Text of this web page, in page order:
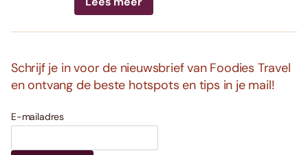
Schrijf je in voor de nieuwsbrief van Foodies Travel
en ontvang de beste hotspots en tips in je mail!
E-mailadres